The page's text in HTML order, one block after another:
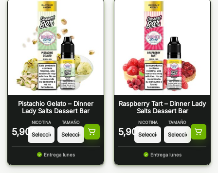
Pistachio Gelato – Dinner
Lady Salts Dessert Bar
5,90 €
NICOTINA TAMAÑO
Entrega lunes
Raspberry Tart – Dinner Lady
Salts Dessert Bar
5,90 €
NICOTINA TAMAÑO
Entrega lunes